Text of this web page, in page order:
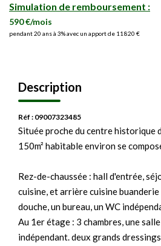
Simulation de remboursement :
590 €/mois
pendant 20 ans à 3% avec un apport de 11 820 €
Description
Réf : 09007323485
Située proche du centre historique
150m² habitable environ se
Rez-de-chaussée : hall d'entrée,
cuisine, et arrière cuisine buanderie
douche, un bureau, un WC
Au 1er étage : 3 chambres, une
indépendant. deux grands